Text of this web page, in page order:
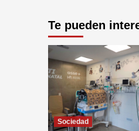
Te pueden
Sociedad